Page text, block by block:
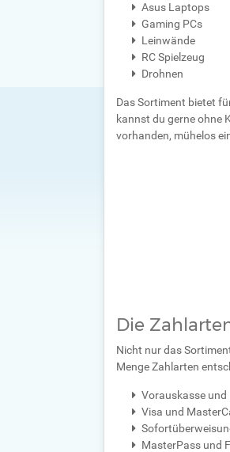
Asus Laptops
Gaming PCs
Leinwände
RC Spielzeug
Drohnen
Das Sortiment bietet
kannst du gerne ohne
vorhanden, mühelos
Die
Nicht nur das
Menge Zahlarten
Vorauskasse
Visa und
MasterPass und